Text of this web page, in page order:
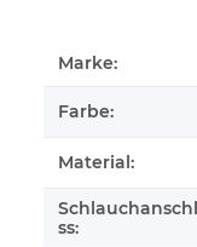
Marke:
Farbe:
Material:
ss: